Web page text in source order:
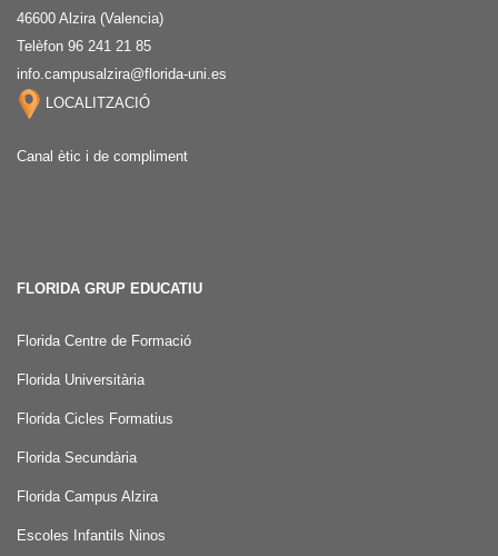
46600 Alzira (Valencia)
Telèfon 96 241 21 85
info.campusalzira@florida-uni.es
LOCALITZACIÓ
Canal ètic i de compliment
FLORIDA GRUP EDUCATIU
Florida Centre de Formació
Florida Universitària
Florida Cicles Formatius
Florida Secundària
Florida Campus Alzira
Escoles Infantils Ninos